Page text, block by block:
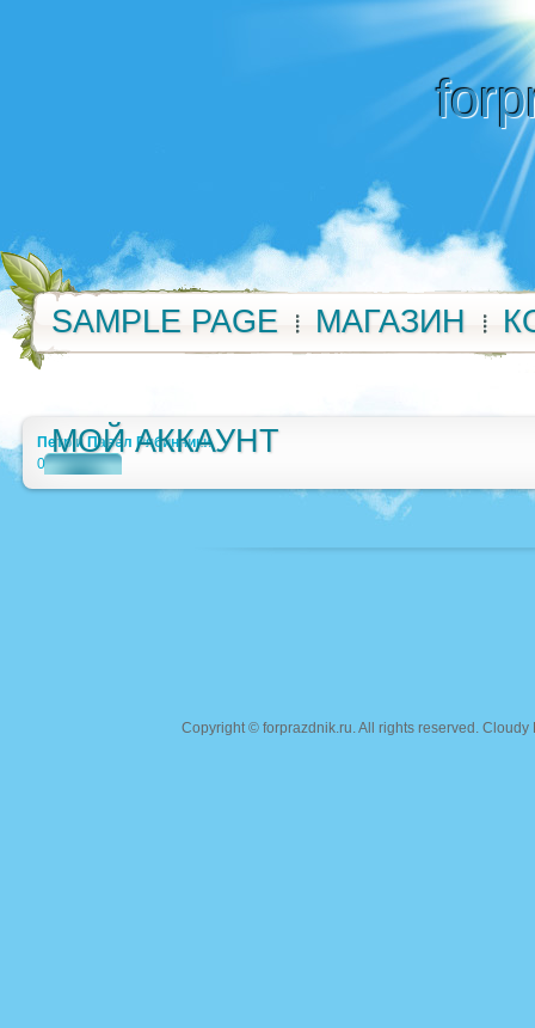
SAMPLE PAGE МАГАЗИН
МОЙ АККАУНТ
Петр и Павел Рябинники
0
Copyright © forprazdnik.ru. All rights reserved.